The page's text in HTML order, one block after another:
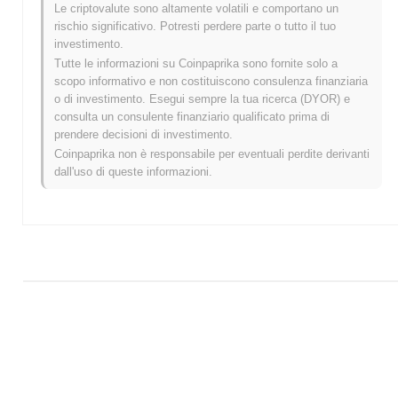
Massimo Storico (ATH):$0.004743
Minimo Storico (ATL): $0.00
Bitgrok AI è attualmente scambiato~100.00%al di sotto del suo
ATH .
Come si sta comportando Bitgrok AI rispetto al
mercato crypto più ampio?
Negli ultimi 7 giorni, Bitgrok AI ha guadagnato
mercato crypto complessivo che ha registrato un calo del
Le criptovalute sono altamente volatili e comportano un
rischio significativo. Potresti perdere parte o tutto il tuo
investimento.
Tutte le informazioni su Coinpaprika sono fornite solo a
scopo informativo e non costituiscono consulenza finanziaria
o di investimento. Esegui sempre la tua ricerca (DYOR) e
consulta un consulente finanziario qualificato prima di
prendere decisioni di investimento.
Coinpaprika non è responsabile per eventuali perdite derivanti
dall'uso di queste informazioni.